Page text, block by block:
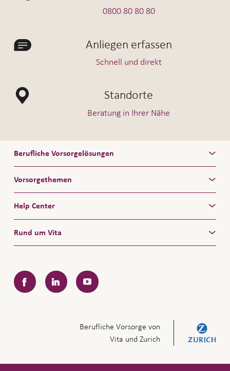
0800 80 80 80
Anliegen erfassen
Schnell und direkt
Standorte
Beratung in Ihrer Nähe
Berufliche Vorsorgelösungen
Vorsorgethemen
Help Center
Rund um Vita
FacebookLinkedInYouTube
Berufliche Vorsorge von
Vita und Zurich